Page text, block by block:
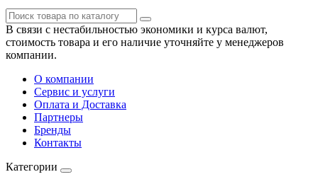
В связи с нестабильностью экономики и курса валют,
стоимость товара и его наличие уточняйте у менеджеров
компании.
О компании
Сервис и услуги
Оплата и Доставка
Партнеры
Бренды
Контакты
Категории